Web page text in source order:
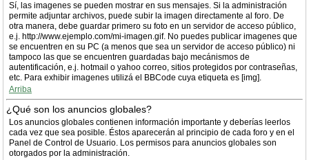
Sí, las imagenes se pueden mostrar en sus mensajes. Si la administración
permite adjuntar archivos, puede subir la imagen directamente al foro. De
otra manera, debe guardar primero su foto en un servidor de acceso público,
e.j. http://www.ejemplo.com/mi-imagen.gif. No puedes publicar imagenes que
se encuentren en su PC (a menos que sea un servidor de acceso público) ni
tampoco las que se encuentren guardadas bajo mecánismos de
autentificación, e.j. hotmail o yahoo correo, sitios protegidos por contraseñas,
etc. Para exhibir imagenes utilizá el BBCode cuya etiqueta es [img].
Arriba
¿Qué son los anuncios globales?
Los anuncios globales contienen información importante y deberías leerlos
cada vez que sea posible. Éstos aparecerán al principio de cada foro y en el
Panel de Control de Usuario. Los permisos para anuncios globales son
otorgados por la administración.